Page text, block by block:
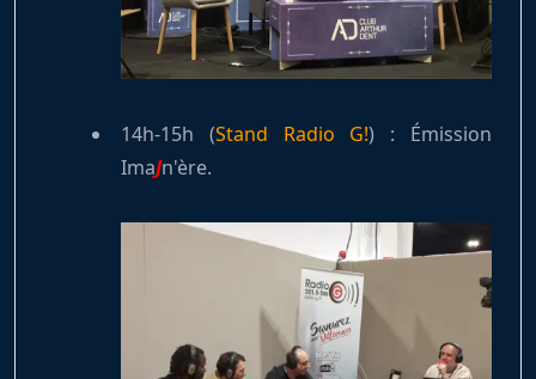
14h-15h (Stand Radio G!) : Émission
ImaJn'ère.